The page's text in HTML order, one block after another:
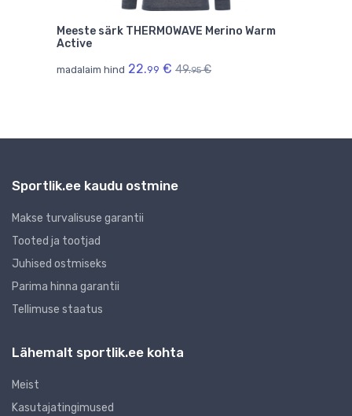
Meeste särk THERMOWAVE Merino Warm
Active
madalaim hind 22.99 € 49.95€
Sportlik.ee kaudu ostmine
Makse turvalisuse garantii
Tooted ja tootjad
Juhised ostmiseks
Parima hinna garantii
Tellimuse staatus
Lähemalt sportlik.ee kohta
Meist
Kasutajatingimused